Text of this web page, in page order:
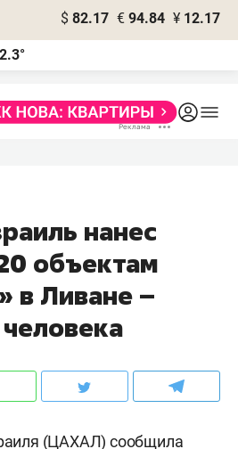
$ 82.17 € 94.84 ¥ 12.17
нанес
объектам
в Ливане –
(ЦАХАЛ) сообщила